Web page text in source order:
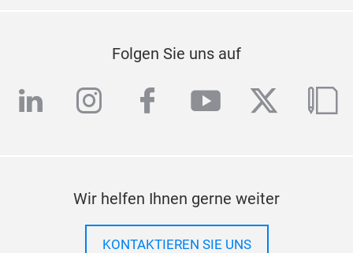
Folgen Sie uns auf
linkedininstagram
facebook
youtubetwitter
Wir helfen Ihnen gerne weiter
KONTAKTIEREN SIE UNS